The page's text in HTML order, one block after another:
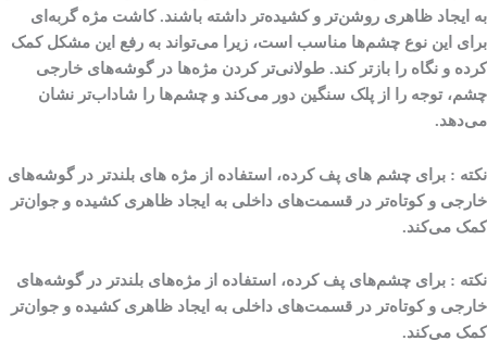
به ایجاد ظاهری روشن‌تر و کشیده‌تر داشته باشند. کاشت مژه گربه‌ای
برای این نوع چشم‌ها مناسب است، زیرا می‌تواند به رفع این مشکل کمک
کرده و نگاه را بازتر کند. طولانی‌تر کردن مژه‌ها در گوشه‌های خارجی
چشم، توجه را از پلک سنگین دور می‌کند و چشم‌ها را شاداب‌تر نشان
می‌دهد.
نکته : برای چشم های پف کرده، استفاده از مژه های بلندتر در گوشه‌های
خارجی و کوتاه‌تر در قسمت‌های داخلی به ایجاد ظاهری کشیده و جوان‌تر
کمک می‌کند.
نکته : برای چشم‌های پف کرده، استفاده از مژه‌های بلندتر در گوشه‌های
خارجی و کوتاه‌تر در قسمت‌های داخلی به ایجاد ظاهری کشیده و جوان‌تر
کمک می‌کند.